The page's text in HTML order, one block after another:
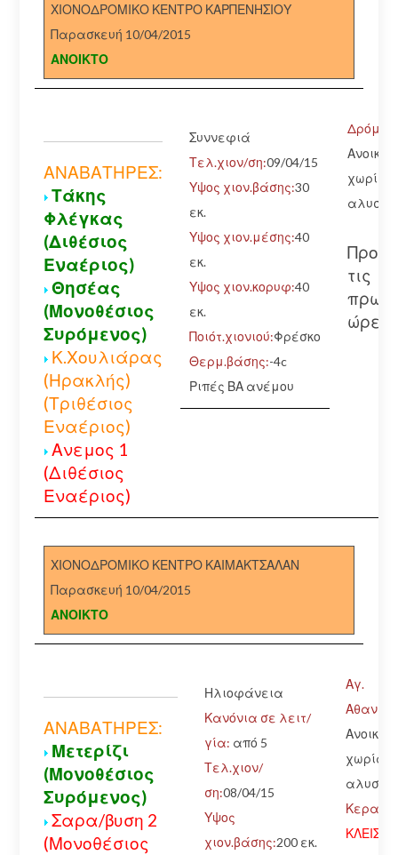
ΧΙΟΝΟΔΡΟΜΙΚΟ ΚΕΝΤΡΟ ΚΑΡΠΕΝΗΣΙΟΥ
Παρασκευή 10/04/2015
ΑΝΟΙΚΤΟ
ΑΝΑΒΑΤΗΡΕΣ:
Τάκης
Φλέγκας
(Διθέσιος
Εναέριος)
Θησέας
(Μονοθέσιος
Συρόμενος)
Κ.Χουλιάρας
(Ηρακλής)
(Τριθέσιος
Εναέριος)
Ανεμος 1
(Διθέσιος
Εναέριος)
Συννεφιά
Τελ.χιον/ση:09/04/15
Υψος χιον.βάσης:30
εκ.
Υψος χιον.μέσης:40
εκ.
Υψος χιον.κορυφ:40
εκ.
Ποιότ.χιονιού:Φρέσκο
Θερμ.βάσης:-4c
Ριπές ΒΑ ανέμου
Δρόμος:
χωρίς
τις
ώρες
ΧΙΟΝΟΔΡΟΜΙΚΟ ΚΕΝΤΡΟ ΚΑΙΜΑΚΤΣΑΛΑΝ
Παρασκευή 10/04/2015
ΑΝΟΙΚΤΟ
ΑΝΑΒΑΤΗΡΕΣ:
Μετερίζι
(Μονοθέσιος
Συρόμενος)
Σαρα/βυση 2
(Μονοθέσιος
Ηλιοφάνεια
Κανόνια σε λειτ/
γία: από 5
Τελ.χιον/
ση:08/04/15
Υψος
χιον.βάσης:200 εκ.
Αγ.
Ανοικτός
χωρίς